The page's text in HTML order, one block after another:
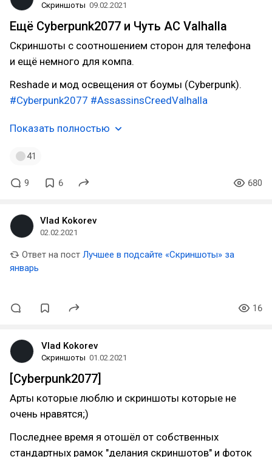
Скриншоты 09.02.2021
Eщё Cyberpunk2077 и Чуть AC Valhalla
Скриншоты с соотношением сторон для телефона
и ещё немного для компа.
Reshade и мод освещения от боумы (Cyberpunk).
#Cyberpunk2077 #AssassinsCreedValhalla
Показать полностью
41
9 6 680
Vlad Kokorev
02.02.2021
Ответ на пост Лучшее в подсайте «Скриншоты» за
январь
16
Vlad Kokorev
Скриншоты 01.02.2021
[Cyberpunk2077]
Арты которые люблю и скриншоты которые не
очень нравятся;)
Последнее время я отошёл от собственных
стандартных рамок "делания скриншотов" и фоток